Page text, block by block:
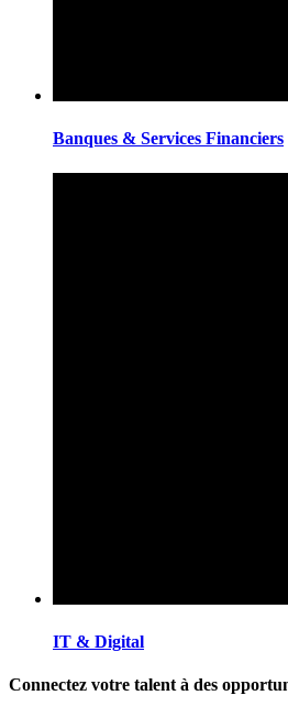
Banques & Services Financiers
IT & Digital
Connectez votre talent à des